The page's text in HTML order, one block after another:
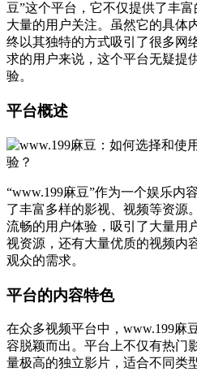
豆”这个平台，它不仅提供了丰
大量的用户关注。虽然它的具体
终以其独特的方式吸引了很多网
求的用户来说，这个平台无疑提
验。
平台概述
“www.199麻豆”作为一个娱乐内
了丰富多样的影视、视频等资源
流畅的用户体验，吸引了大量用
视资源，还有大量优质的视频内
观众的需求。
平台的内容特色
在众多视频平台中，www.199麻
容脱颖而出。平台上不仅有热门
量极高的独立影片，适合不同类